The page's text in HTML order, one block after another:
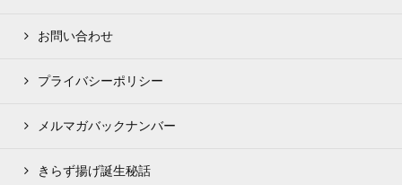
お問い合わせ
プライバシーポリシー
メルマガバックナンバー
きらず揚げ誕生秘話